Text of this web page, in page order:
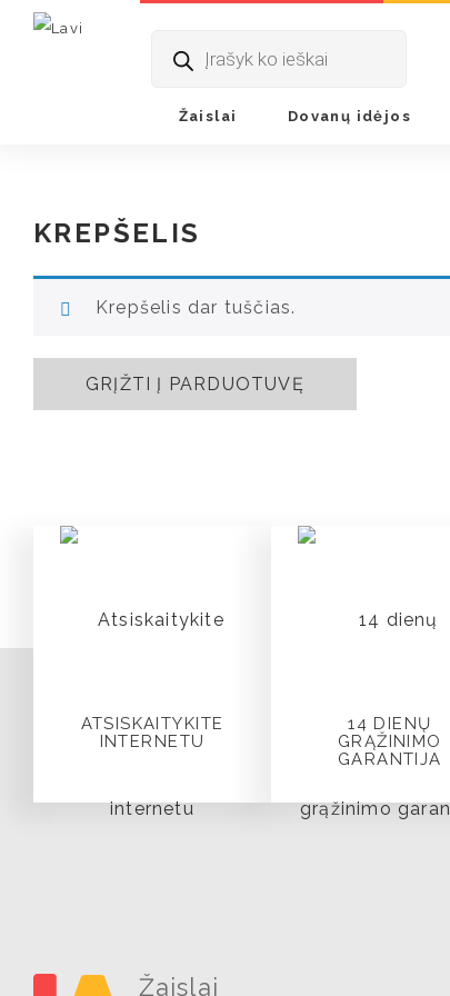
search
Žaislai Dovanų idėjos
KREPŠELIS
Krepšelis dar tuščias.
GRĮŽTI Į PARDUOTUVĘ
ATSISKAITYKITE
INTERNETU
14 DIENŲ
GRĄŽINIMO
GARANTIJA
Žaislai